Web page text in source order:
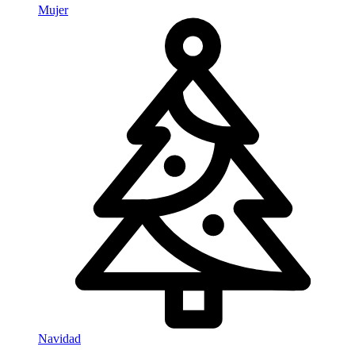
Mujer
Navidad